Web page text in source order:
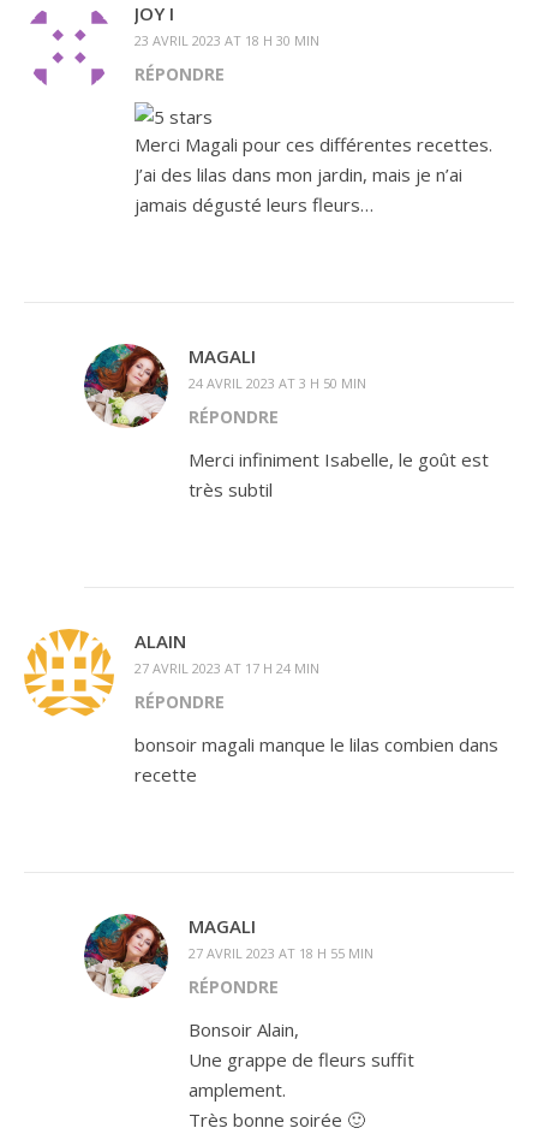
JOY I
23 AVRIL 2023 AT 18 H 30 MIN
RÉPONDRE
Merci Magali pour ces différentes recettes.
J’ai des lilas dans mon jardin, mais je n’ai
jamais dégusté leurs fleurs…
MAGALI
24 AVRIL 2023 AT 3 H 50 MIN
RÉPONDRE
Merci infiniment Isabelle, le goût est
très subtil
ALAIN
27 AVRIL 2023 AT 17 H 24 MIN
RÉPONDRE
bonsoir magali manque le lilas combien dans
recette
MAGALI
27 AVRIL 2023 AT 18 H 55 MIN
RÉPONDRE
Bonsoir Alain,
Une grappe de fleurs suffit
amplement.
Très bonne soirée 🙂